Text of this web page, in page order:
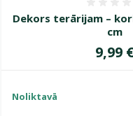
grozam
Dekors terārijam –
cm
Cena
9,99
Noliktavā